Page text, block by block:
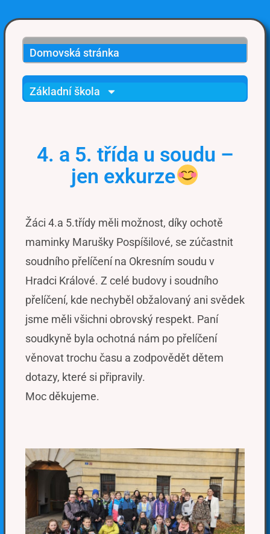
Domovská stránka
Základní škola
4. a 5. třída u soudu –
jen exkurze
Žáci 4.a 5.třídy měli možnost, díky ochotě
maminky Marušky Pospíšilové, se zúčastnit
soudního přelíčení na Okresním soudu v
Hradci Králové. Z celé budovy i soudního
přelíčení, kde nechyběl obžalovaný ani svědek
jsme měli všichni obrovský respekt. Paní
soudkyně byla ochotná nám po přelíčení
věnovat trochu času a zodpovědět dětem
dotazy, které si připravily.
Moc děkujeme.